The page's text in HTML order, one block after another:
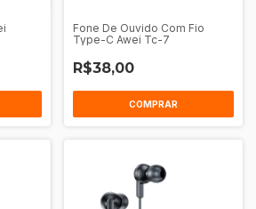
Fone De Ouvido Com Fio
Type-C Awei Tc-7
R$38,00
COMPRAR